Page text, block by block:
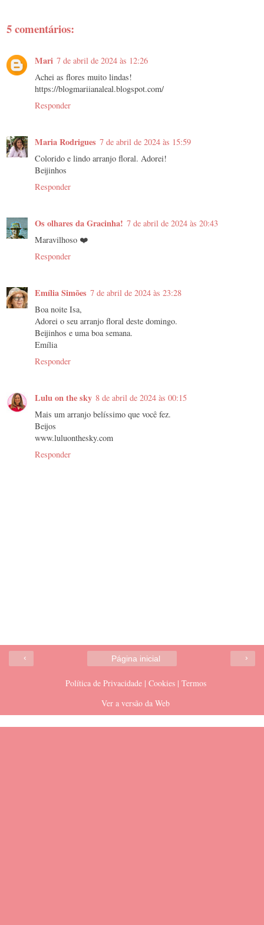
5 comentários:
Mari 7 de abril de 2024 às 12:26
Achei as flores muito lindas!
https://blogmariianaleal.blogspot.com/
Responder
Maria Rodrigues 7 de abril de 2024 às 15:59
Colorido e lindo arranjo floral. Adorei!
Beijinhos
Responder
Os olhares da Gracinha! 7 de abril de 2024 às 20:43
Maravilhoso ❤️
Responder
Emília Simões 7 de abril de 2024 às 23:28
Boa noite Isa,
Adorei o seu arranjo floral deste domingo.
Beijinhos e uma boa semana.
Emília
Responder
Lulu on the sky 8 de abril de 2024 às 00:15
Mais um arranjo belíssimo que você fez.
Beijos
www.luluonthesky.com
Responder
‹ ›
Página inicial
Política de Privacidade | Cookies | Termos
Ver a versão da Web